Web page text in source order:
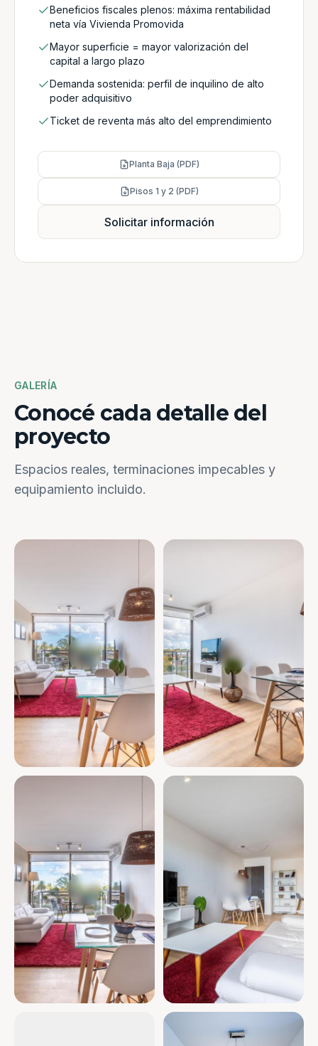
Beneficios fiscales plenos: máxima rentabilidad
neta vía Vivienda Promovida
Mayor superficie = mayor valorización del
capital a largo plazo
Demanda sostenida: perfil de inquilino de alto
poder adquisitivo
Ticket de reventa más alto del emprendimiento
Planta Baja (PDF)
Pisos 1 y 2 (PDF)
Solicitar información
GALERÍA
Conocé cada detalle del
proyecto
Espacios reales, terminaciones impecables y
equipamiento incluido.